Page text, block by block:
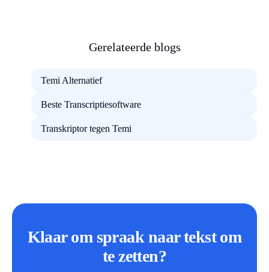
Gerelateerde blogs
Temi Alternatief
Beste Transcriptiesoftware
Transkriptor tegen Temi
Klaar om spraak naar tekst om
te zetten?